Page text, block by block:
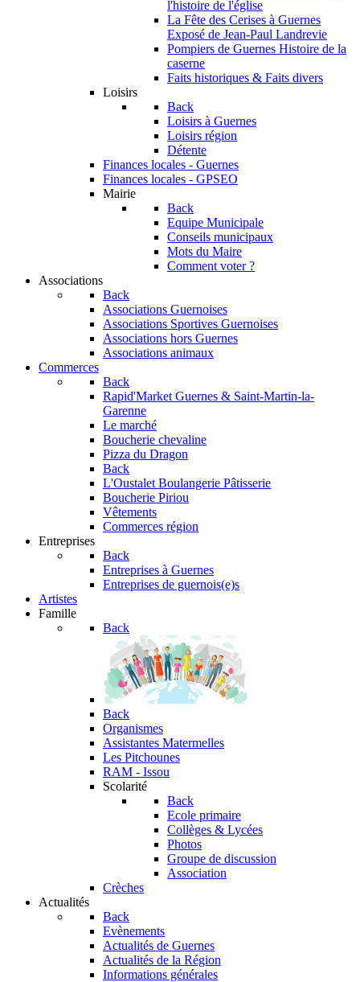
l'histoire de l'église
La Fête des Cerises à Guernes
Exposé de Jean-Paul Landrevie
Pompiers de Guernes Histoire de la
caserne
Faits historiques & Faits divers
Loisirs
Back
Loisirs à Guernes
Loisirs région
Détente
Finances locales - Guernes
Finances locales - GPSEO
Mairie
Back
Equipe Municipale
Conseils municipaux
Mots du Maire
Comment voter ?
Associations
Back
Associations Guernoises
Associations Sportives Guernoises
Associations hors Guernes
Associations animaux
Commerces
Back
Rapid'Market Guernes & Saint-Martin-la-
Garenne
Le marché
Boucherie chevaline
Pizza du Dragon
Back
L'Oustalet Boulangerie Pâtisserie
Boucherie Piriou
Vêtements
Commerces région
Entreprises
Back
Entreprises à Guernes
Entreprises de guernois(e)s
Artistes
Famille
Back
Back
Organismes
Assistantes Matermelles
Les Pitchounes
RAM - Issou
Scolarité
Back
Ecole primaire
Collèges & Lycées
Photos
Groupe de discussion
Association
Crèches
Actualités
Back
Evènements
Actualités de Guernes
Actualités de la Région
Informations générales